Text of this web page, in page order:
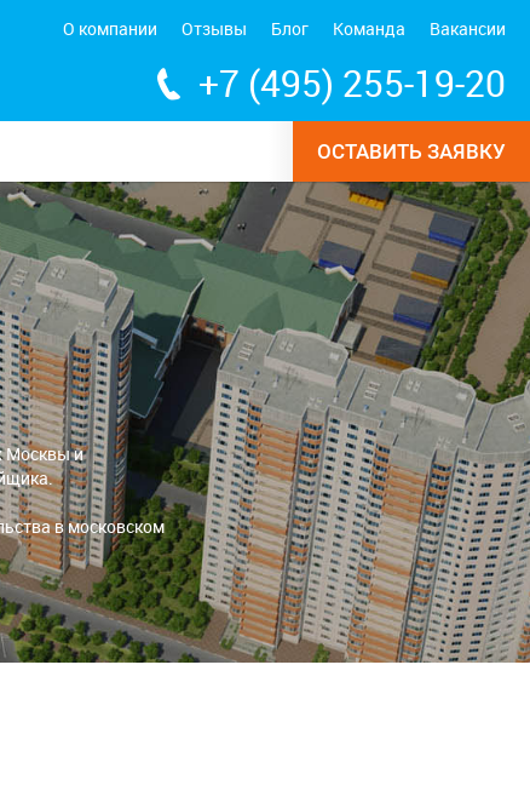
+7 (495) 255-19-20
ОСТАВИТЬ ЗАЯВКУ
О компании Отзывы Блог Команда Вакансии
Москвы и
в московском